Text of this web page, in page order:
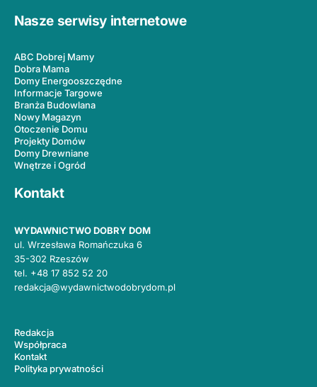
Nasze serwisy internetowe
ABC Dobrej Mamy
Dobra Mama
Domy Energooszczędne
Informacje Targowe
Branża Budowlana
Nowy Magazyn
Otoczenie Domu
Projekty Domów
Domy Drewniane
Wnętrze i Ogród
Kontakt
WYDAWNICTWO DOBRY DOM
ul. Wrzesława Romańczuka 6
35-302 Rzeszów
tel. +48 17 852 52 20
redakcja@wydawnictwodobrydom.pl
Redakcja
Współpraca
Kontakt
Polityka prywatności